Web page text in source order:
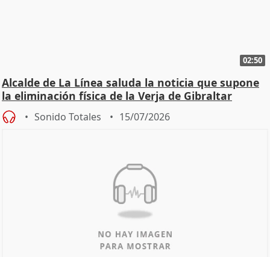
02:50
Alcalde de La Línea saluda la noticia que supone
la eliminación física de la Verja de Gibraltar
Sonido Totales 15/07/2026